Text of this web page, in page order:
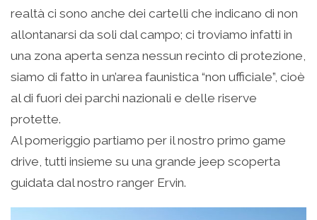
realtà ci sono anche dei cartelli che indicano di non
allontanarsi da soli dal campo; ci troviamo infatti in
una zona aperta senza nessun recinto di protezione,
siamo di fatto in un’area faunistica “non ufficiale”, cioè
al di fuori dei parchi nazionali e delle riserve
protette.
Al pomeriggio partiamo per il nostro primo game
drive, tutti insieme su una grande jeep scoperta
guidata dal nostro ranger Ervin.